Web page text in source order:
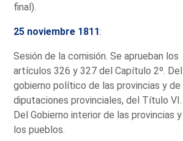
final).
25 noviembre 1811:
Sesión de la comisión. Se aprueban los
artículos 326 y 327 del Capítulo 2º. Del
gobierno político de las provincias y de
diputaciones provinciales, del Título VI.
Del Gobierno interior de las provincias
los pueblos.